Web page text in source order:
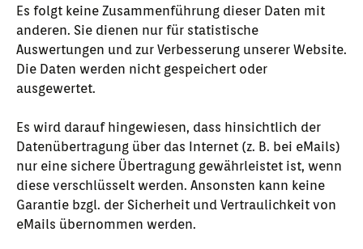
Es folgt keine Zusammenführung dieser Daten mit
anderen. Sie dienen nur für statistische
Auswertungen und zur Verbesserung unserer Website.
Die Daten werden nicht gespeichert oder
ausgewertet.
Es wird darauf hingewiesen, dass hinsichtlich der
Datenübertragung über das Internet (z. B. bei eMails)
nur eine sichere Übertragung gewährleistet ist, wenn
diese verschlüsselt werden. Ansonsten kann keine
Garantie bzgl. der Sicherheit und Vertraulichkeit von
eMails übernommen werden.